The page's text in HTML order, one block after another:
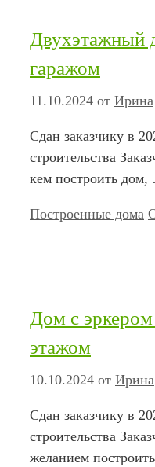
Двухэтажный
гаражом
11.10.2024 от Ирина
Сдан заказчику в
строительства
кем построить
Рубрики
Построенные дома
Дом c
этажом
10.10.2024 от Ирина
Сдан заказчику в
строительства
желанием